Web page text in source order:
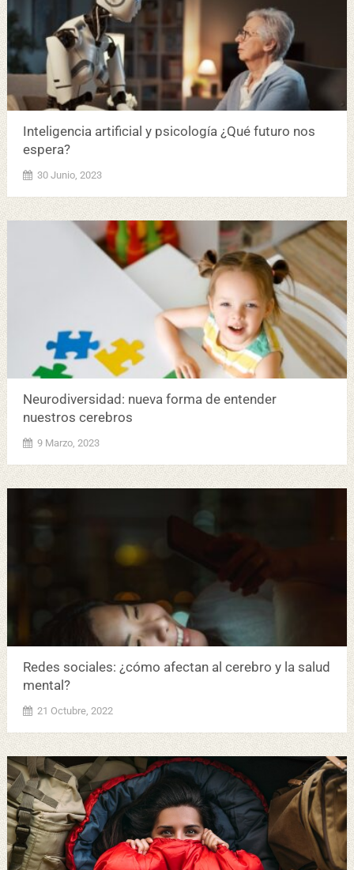
Inteligencia artificial y psicología ¿Qué futuro nos
espera?
30 Junio, 2023
Neurodiversidad: nueva forma de entender
nuestros cerebros
9 Marzo, 2023
Redes sociales: ¿cómo afectan al cerebro y la salud
mental?
21 Octubre, 2022